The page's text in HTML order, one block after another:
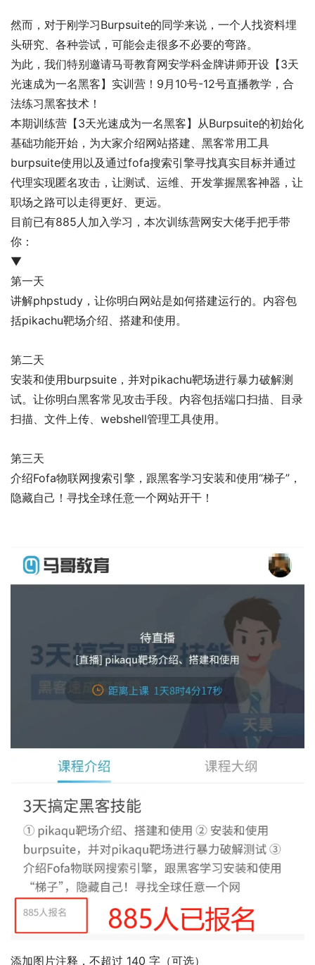
然而，对于刚学习Burpsuite的同学来说，一个人找资料埋
头研究、各种尝试，可能会走很多不必要的弯路。
为此，我们特别邀请马哥教育网安学科金牌讲师开设 【3天
光速成为一名黑客】实训营！9月10号-12号直播教学， 合
法练习黑客技术！
本期训练营 【3天光速成为一名黑客】 从Burpsuite的初始化
基础功能开始，为大家介绍网站搭建、黑客常用工具
burpsuite使用以及通过fofa搜索引擎寻找真实目标并通过
代理实现匿名攻击 ， 让测试、运维、开发掌握黑客神器， 让
职场之路可以走得更好、更远。
目前已有885人加入学习，本次训练营网安大佬手把手带
你：
▼
第一天
讲解phpstudy，让你明白网站是如何搭建运行的。内容包
括pikachu靶场介绍、搭建和使用。
第二天
安装和使用burpsuite，并对pikachu靶场进行暴力破解测
试。让你明白黑客常见攻击手段。内容包括端口扫描、目录
扫描、文件上传、webshell管理工具使用。
第三天
介绍Fofa物联网搜索引擎，跟黑客学习安装和使用“梯子”，
隐藏自己！寻找全球任意一个网站开干！
添加图片注释，不超过 140 字（可选）